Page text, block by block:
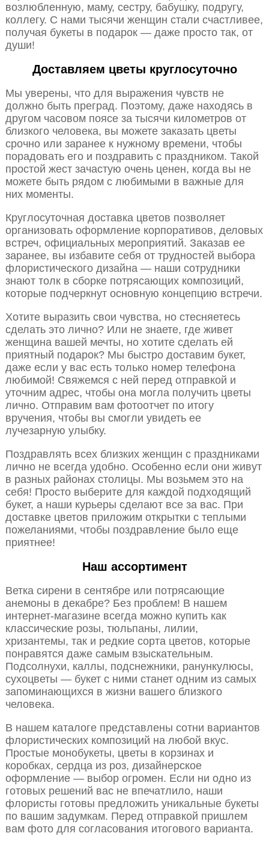
возлюбленную, маму, сестру, бабушку, подругу,
коллегу. С нами тысячи женщин стали счастливее,
получая букеты в подарок — даже просто так, от
души!
Доставляем цветы круглосуточно
Мы уверены, что для выражения чувств не
должно быть преград. Поэтому, даже находясь в
другом часовом поясе за тысячи километров от
близкого человека, вы можете заказать цветы
срочно или заранее к нужному времени, чтобы
порадовать его и поздравить с праздником. Такой
простой жест зачастую очень ценен, когда вы не
можете быть рядом с любимыми в важные для
них моменты.
Круглосуточная доставка цветов позволяет
организовать оформление корпоративов, деловых
встреч, официальных мероприятий. Заказав ее
заранее, вы избавите себя от трудностей выбора
флористического дизайна — наши сотрудники
знают толк в сборке потрясающих композиций,
которые подчеркнут основную концепцию встречи.
Хотите выразить свои чувства, но стесняетесь
сделать это лично? Или не знаете, где живет
женщина вашей мечты, но хотите сделать ей
приятный подарок? Мы быстро доставим букет,
даже если у вас есть только номер телефона
любимой! Свяжемся с ней перед отправкой и
уточним адрес, чтобы она могла получить цветы
лично. Отправим вам фотоотчет по итогу
вручения, чтобы вы смогли увидеть ее
лучезарную улыбку.
Поздравлять всех близких женщин с праздниками
лично не всегда удобно. Особенно если они живут
в разных районах столицы. Мы возьмем это на
себя! Просто выберите для каждой подходящий
букет, а наши курьеры сделают все за вас. При
доставке цветов приложим открытки с теплыми
пожеланиями, чтобы поздравление было еще
приятнее!
Наш ассортимент
Ветка сирени в сентябре или потрясающие
анемоны в декабре? Без проблем! В нашем
интернет-магазине всегда можно купить как
классические розы, тюльпаны, лилии,
хризантемы, так и редкие сорта цветов, которые
понравятся даже самым взыскательным.
Подсолнухи, каллы, подснежники, ранункулюсы,
сухоцветы — букет с ними станет одним из самых
запоминающихся в жизни вашего близкого
человека.
В нашем каталоге представлены сотни вариантов
флористических композиций на любой вкус.
Простые монобукеты, цветы в корзинах и
коробках, сердца из роз, дизайнерское
оформление — выбор огромен. Если ни одно из
готовых решений вас не впечатлило, наши
флористы готовы предложить уникальные букеты
по вашим задумкам. Перед отправкой пришлем
вам фото для согласования итогового варианта.